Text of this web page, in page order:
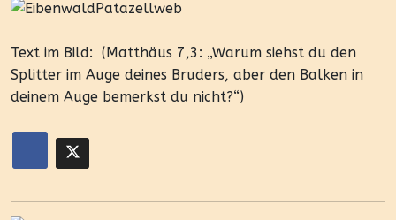
Text im Bild: (Matthäus 7,3: „Warum siehst du den
Splitter im Auge deines Bruders, aber den Balken in
deinem Auge bemerkst du nicht?“)